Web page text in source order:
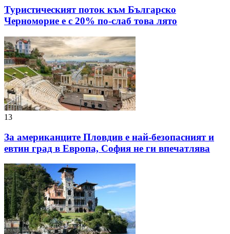
Туристическият поток към Българско
Черноморие е с 20% по-слаб това лято
13
За американците Пловдив е най-безопасният и
евтин град в Европа, София не ги впечатлява